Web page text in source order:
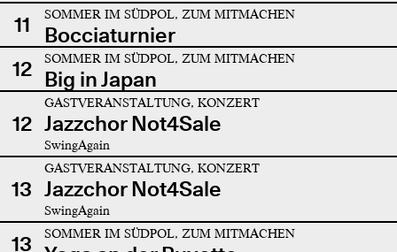
11 SOMMER IM SÜDPOL, ZUM MITMACHEN
Bocciaturnier
12
SOMMER IM SÜDPOL, ZUM MITMACHEN
Big in Japan
12
GASTVERANSTALTUNG, KONZERT
Jazzchor Not4Sale
SwingAgain
13
GASTVERANSTALTUNG, KONZERT
Jazzchor Not4Sale
SwingAgain
13 SOMMER IM SÜDPOL, ZUM MITMACHEN